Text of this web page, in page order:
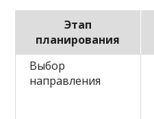
Этап
планирования
Выбор
направления